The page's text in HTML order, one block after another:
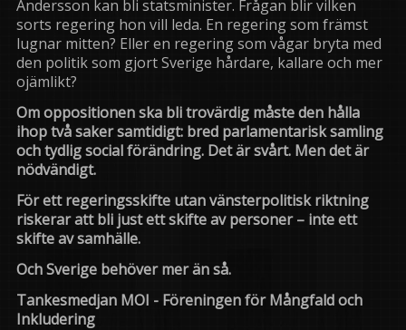
Andersson kan bli statsminister. Frågan blir vilken
sorts regering hon vill leda. En regering som främst
lugnar mitten? Eller en regering som vågar bryta med
den politik som gjort Sverige hårdare, kallare och mer
ojämlikt?
Om oppositionen ska bli trovärdig måste den hålla
ihop två saker samtidigt: bred parlamentarisk samling
och tydlig social förändring. Det är svårt. Men det är
nödvändigt.
För ett regeringsskifte utan vänsterpolitisk riktning
riskerar att bli just ett skifte av personer – inte ett
skifte av samhälle.
Och Sverige behöver mer än så.
Tankesmedjan MOI - Föreningen för Mångfald och
Inkludering